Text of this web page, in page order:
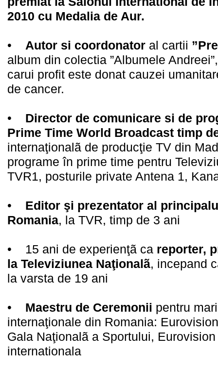
2010 cu Medalia de Aur.
• Autor si coordonator al cartii
album din colectia ”Albumele
carui profit este donat cauzei
de cancer.
• Director de comunicare si de
Prime Time World Broadcast timp
internaţionalã de producţie TV din
programe în prime time pentru
TVR1, posturile private Antena 1,
• Editor şi prezentator al
Romania, la TVR, timp de 3 ani
• 15 ani de experienţã ca reporter,
la Televiziunea Naţionalã, incepand
la varsta de 19 ani
• Maestru de Ceremonii pentru
internaţionale din Romania:
Gala Naţionalã a Sportului,
internationala